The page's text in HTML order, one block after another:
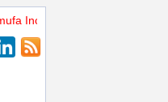
Incarcare si microfon TCL 50